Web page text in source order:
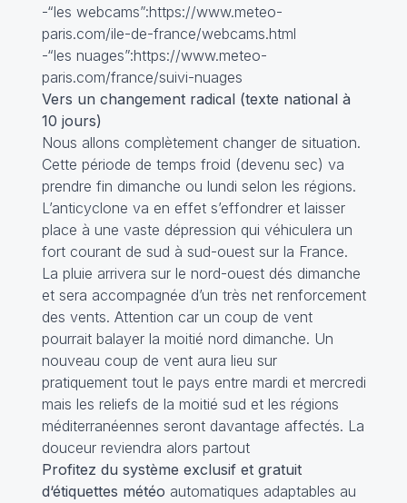
-“les webcams”:https://www.meteo-
paris.com/ile-de-france/webcams.html
-“les nuages”:https://www.meteo-
paris.com/france/suivi-nuages
Vers un changement radical (texte national à
10 jours)
Nous allons complètement changer de situation.
Cette période de temps froid (devenu sec) va
prendre fin dimanche ou lundi selon les régions.
L’anticyclone va en effet s’effondrer et laisser
place à une vaste dépression qui véhiculera un
fort courant de sud à sud-ouest sur la France.
La pluie arrivera sur le nord-ouest dés dimanche
et sera accompagnée d’un très net renforcement
des vents. Attention car un coup de vent
pourrait balayer la moitié nord dimanche. Un
nouveau coup de vent aura lieu sur
pratiquement tout le pays entre mardi et mercredi
mais les reliefs de la moitié sud et les régions
méditerranéennes seront davantage affectés. La
douceur reviendra alors partout
Profitez du système exclusif et gratuit
d‘étiquettes météo automatiques adaptables au